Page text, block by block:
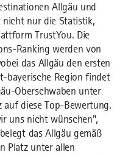
Allgäu und
nicht nur die Statistik,
TrustYou. Die
Ranking werden von
das Allgäu den ersten
bayerische Region findet
Oberschwaben unter
auf diese Top-Bewertung.
uns nicht wünschen",
das Allgäu gemäß
Platz unter allen